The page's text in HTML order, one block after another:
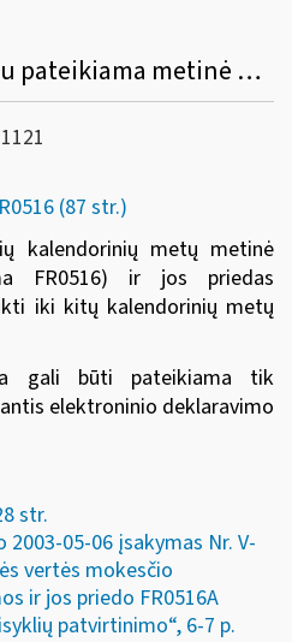
Iki kada ir kokiu būdu pateikiama metinė PVM deklaracija (FR0516) ir jos priedas (FR0516A)?
(87 str.)
kalendorinių metų metinė
FR0516) ir jos priedas
iki kitų kalendorinių metų
gali būti pateikiama tik
elektroninio deklaravimo
str.
2003-05-06 įsakymas Nr. V-
vertės mokesčio
ir jos priedo FR0516A
patvirtinimo“, 6-7 p.